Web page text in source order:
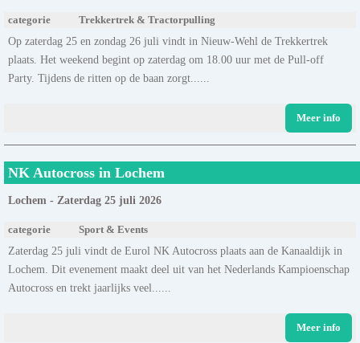
categorie Trekkertrek & Tractorpulling
Op zaterdag 25 en zondag 26 juli vindt in Nieuw-Wehl de Trekkertrek
plaats. Het weekend begint op zaterdag om 18.00 uur met de Pull-off
Party. Tijdens de ritten op de baan zorgt......
Meer info
NK Autocross in Lochem
Lochem - Zaterdag 25 juli 2026
categorie Sport & Events
Zaterdag 25 juli vindt de Eurol NK Autocross plaats aan de Kanaaldijk in
Lochem. Dit evenement maakt deel uit van het Nederlands Kampioenschap
Autocross en trekt jaarlijks veel......
Meer info